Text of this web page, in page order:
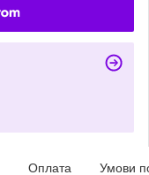
Оплата Умови